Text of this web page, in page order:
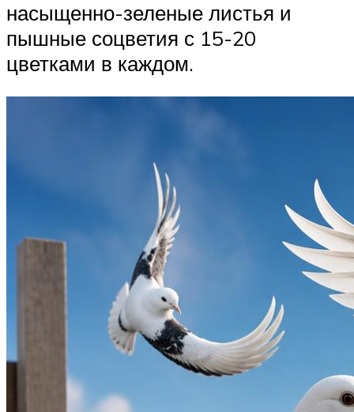
насыщенно-зеленые листья и
пышные соцветия с 15-20
цветками в каждом.